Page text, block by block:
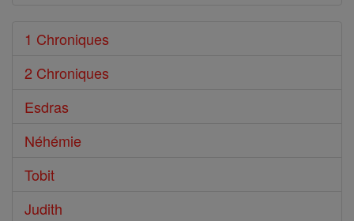
1 Chroniques
2 Chroniques
Esdras
Néhémie
Tobit
Judith